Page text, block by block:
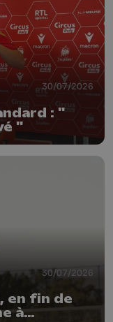
30/07/2026
: "
"
30/07/2026
en fin de
à